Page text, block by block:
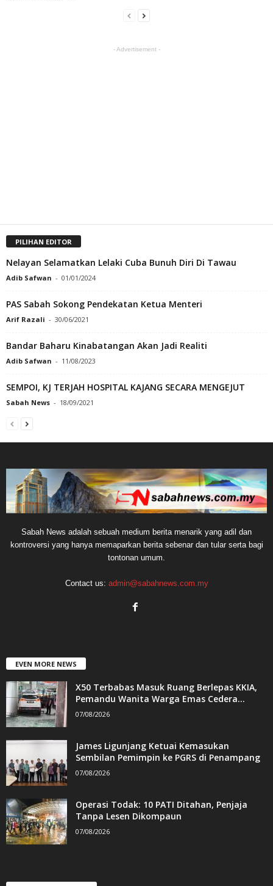
- Advertisement -
PILIHAN EDITOR
Nelayan Selamatkan Lelaki Cuba Bunuh Diri Di Tawau
Adib Safwan - 01/01/2024
PAS Sabah Sokong Pendekatan Ketua Menteri
Arif Razali - 30/06/2021
Bandar Baharu Kinabatangan Akan Jadi Realiti
Adib Safwan - 11/08/2023
SEMPOI, KJ TERJAH HOSPITAL KAJANG SECARA MENGEJUT
Sabah News - 18/09/2021
Sabah News adalah sebuah medium berita menarik yang adil dan
kontroversi yang hanya memaparkan berita sebenar dan tular serta bagi
tontonan umum.
Contact us: admin@sabahnews.com.my
EVEN MORE NEWS
X50 Terbabas Masuk Ruang Berlepas KKIA,
Pemandu Wanita Warga Emas Cedera...
07/08/2026
James Ligunjang Ketuai Kemasukan
Sembilan Pemimpin ke PGRS di Penampang
07/08/2026
Operasi Todak: 10 PATI Ditahan, Penjaja
Tanpa Lesen Dikompaun
07/08/2026